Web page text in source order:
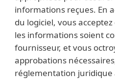
informations reçues. En
du logiciel, vous
les informations soient
fournisseur, et vous
approbations
réglementation